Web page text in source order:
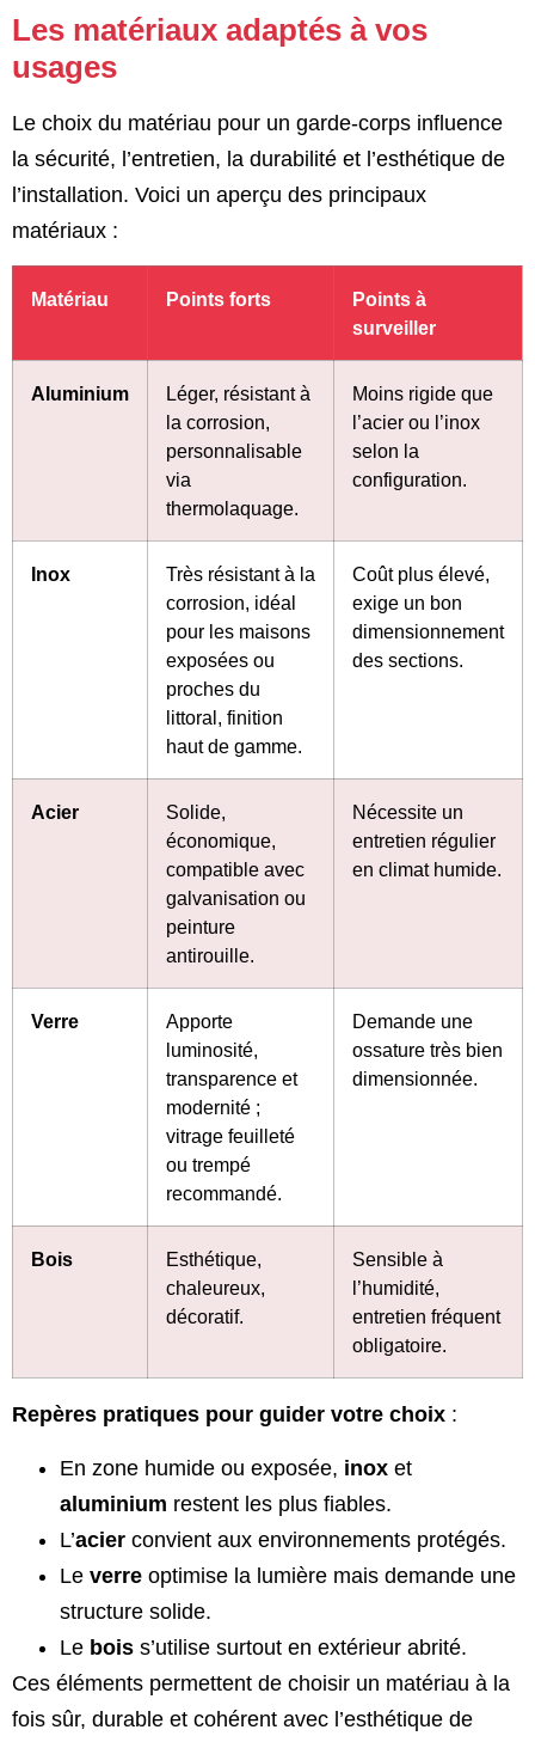
Les matériaux adaptés à vos
usages
Le choix du matériau pour un garde-corps influence
la sécurité, l’entretien, la durabilité et l’esthétique de
l’installation. Voici un aperçu des principaux
matériaux :
Matériau Points forts
Points à
surveiller
Aluminium
Léger, résistant à
la corrosion,
personnalisable
via
thermolaquage.
Moins rigide que
l’acier ou l’inox
selon la
configuration.
Inox
Très résistant à la
corrosion, idéal
pour les maisons
exposées ou
proches du
littoral, finition
haut de gamme.
Coût plus élevé,
exige un bon
dimensionnement
des sections.
Acier
Solide,
économique,
compatible avec
galvanisation ou
peinture
antirouille.
Nécessite un
entretien régulier
en climat humide.
Verre
Apporte
luminosité,
transparence et
modernité ;
vitrage feuilleté
ou trempé
recommandé.
Demande une
ossature très bien
dimensionnée.
Bois
Esthétique,
chaleureux,
décoratif.
Sensible à
l’humidité,
entretien fréquent
obligatoire.
Repères pratiques pour guider votre choix :
En zone humide ou exposée, inox et
aluminium restent les plus fiables.
L’acier convient aux environnements protégés.
Le verre optimise la lumière mais demande une
structure solide.
Le bois s’utilise surtout en extérieur abrité.
Ces éléments permettent de choisir un matériau à la
fois sûr, durable et cohérent avec l’esthétique de